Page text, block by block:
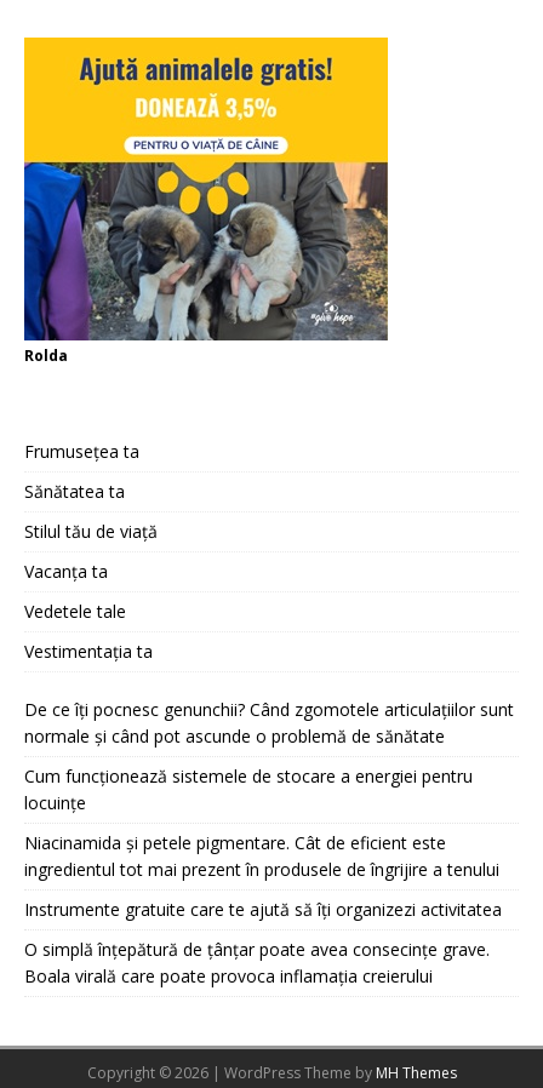
Rolda
Frumusețea ta
Sănătatea ta
Stilul tău de viață
Vacanța ta
Vedetele tale
Vestimentația ta
De ce îți pocnesc genunchii? Când zgomotele articulațiilor sunt
normale și când pot ascunde o problemă de sănătate
Cum funcționează sistemele de stocare a energiei pentru
locuințe
Niacinamida și petele pigmentare. Cât de eficient este
ingredientul tot mai prezent în produsele de îngrijire a tenului
Instrumente gratuite care te ajută să îți organizezi activitatea
O simplă înțepătură de țânțar poate avea consecințe grave.
Boala virală care poate provoca inflamația creierului
Copyright © 2026 | WordPress Theme by MH Themes